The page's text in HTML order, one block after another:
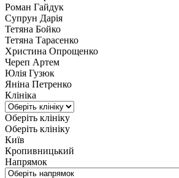
Роман Гайдук
Супрун Дарія
Тетяна Бойко
Тетяна Тарасенко
Христина Опрощенко
Череп Артем
Юлія Гузюк
Яніна Петренко
Клініка
Оберіть клініку
Оберіть клініку
Київ
Кропивницький
Напрямок